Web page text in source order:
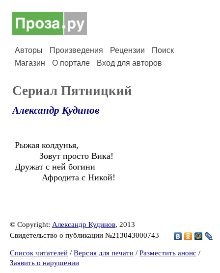
Авторы Произведения Рецензии
Поиск
Магазин
О портале Вход для авторов
Сериал Пятницкий
Александр Кудинов
Рыжая колдунья,
Зовут просто Вика!
Дружат с ней богини
Афродита с Никой!
© Copyright: Александр Кудинов, 2013
Свидетельство о публикации №213043000743
Список читателей / Версия для печати / Разместить анонс /
Заявить о нарушении